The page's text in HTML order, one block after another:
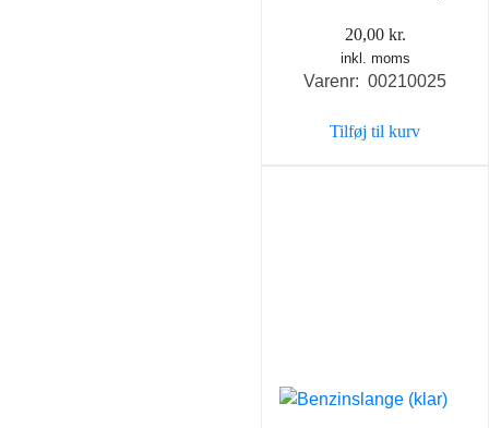
20,00 kr.
inkl. moms
Varenr: 00210025
Tilføj til kurv